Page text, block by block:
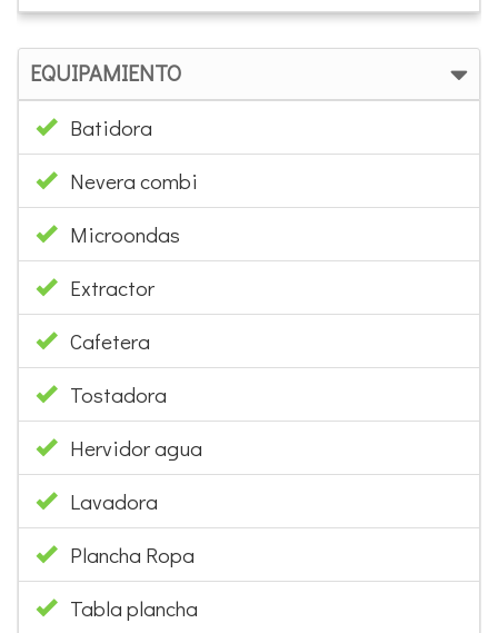
EQUIPAMIENTO
Batidora
Nevera combi
Microondas
Extractor
Cafetera
Tostadora
Hervidor agua
Lavadora
Plancha Ropa
Tabla plancha